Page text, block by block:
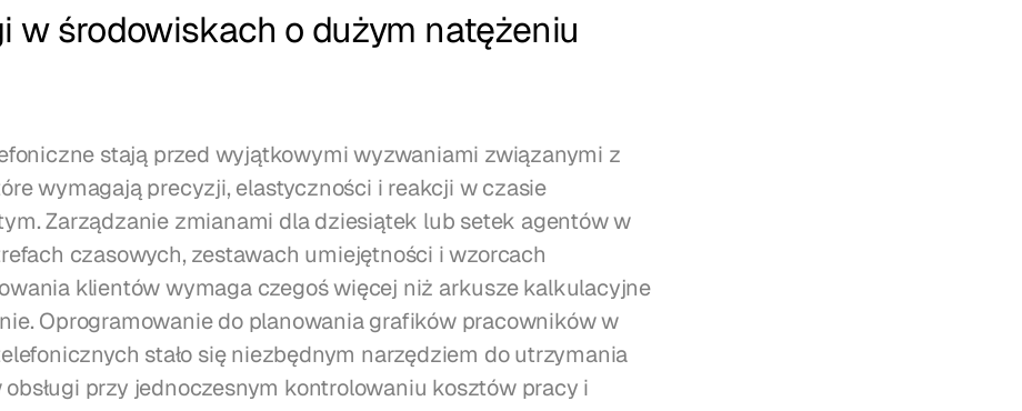
w środowiskach o dużym natężeniu
stają przed wyjątkowymi wyzwaniami związanymi z
wymagają precyzji, elastyczności i reakcji w czasie
Zarządzanie zmianami dla dziesiątek lub setek agentów w
czasowych, zestawach umiejętności i wzorcach
klientów wymaga czegoś więcej niż arkusze kalkulacyjne
Oprogramowanie do planowania grafików pracowników w
stało się niezbędnym narzędziem do utrzymania
przy jednoczesnym kontrolowaniu kosztów pracy i